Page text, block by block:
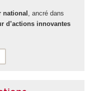
national , ancré dans
d’actions innovantes